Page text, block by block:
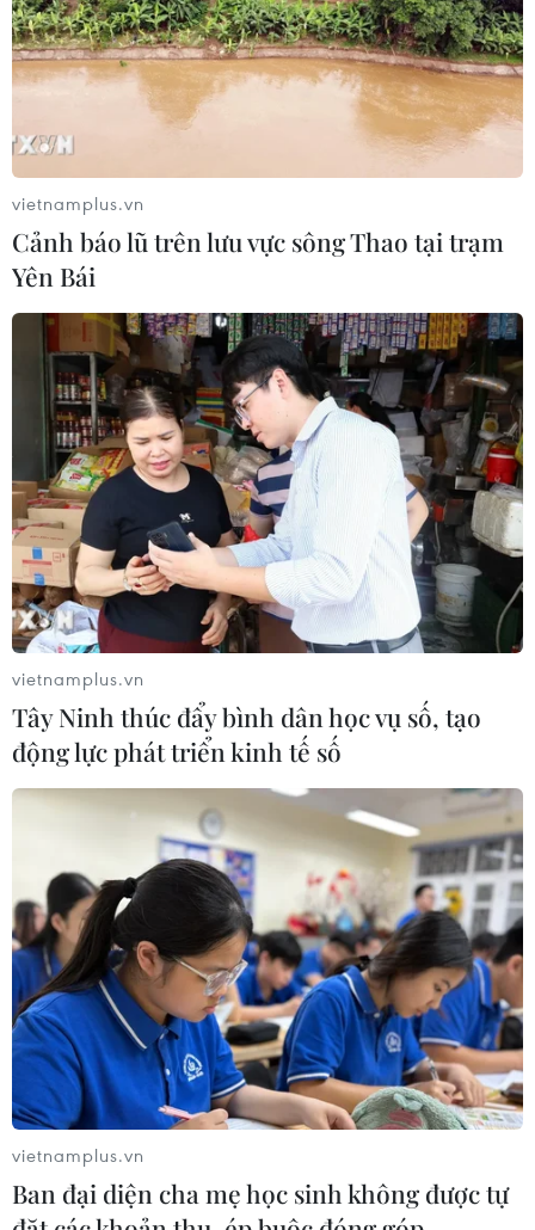
vietnamplus.vn
Cảnh báo lũ trên lưu vực sông Thao tại trạm
Yên Bái
vietnamplus.vn
Tây Ninh thúc đẩy bình dân học vụ số, tạo
động lực phát triển kinh tế số
vietnamplus.vn
Ban đại diện cha mẹ học sinh không được tự